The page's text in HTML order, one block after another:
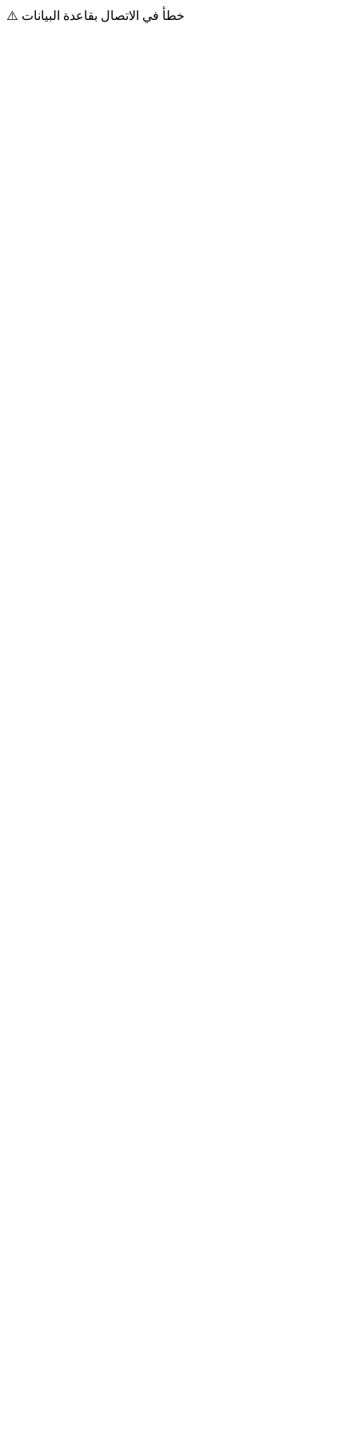
⚠️ خطأ في الاتصال بقاعدة البيانات